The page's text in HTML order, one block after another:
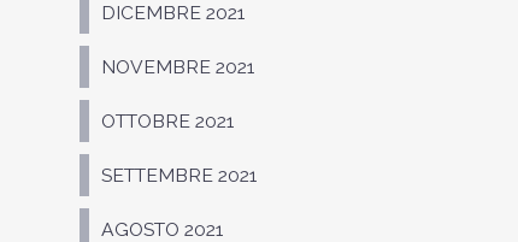
DICEMBRE 2021
NOVEMBRE 2021
OTTOBRE 2021
SETTEMBRE 2021
AGOSTO 2021